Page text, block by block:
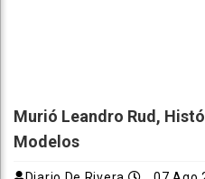
Murió Leandro Rud,
Modelos